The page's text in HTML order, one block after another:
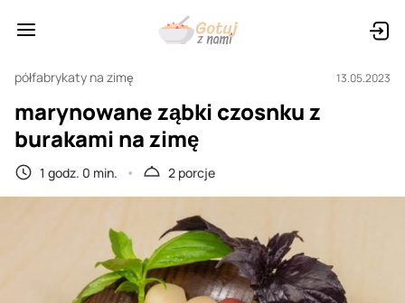
półfabrykaty na zimę 13.05.2023
marynowane ząbki czosnku z
burakami na zimę
1 godz. 0 min. 2 porcje